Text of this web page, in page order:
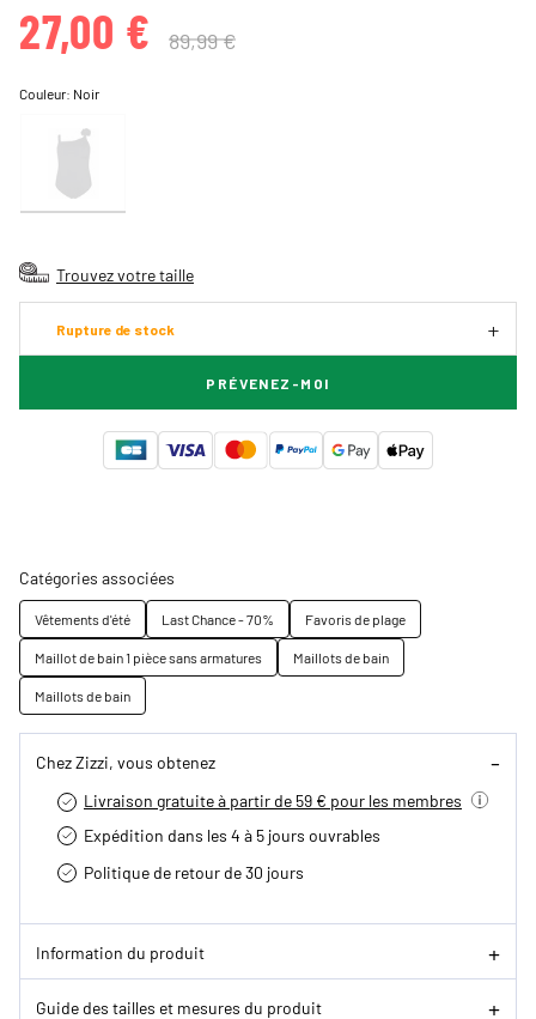
27,00 € 89,99 €
Couleur: Noir
Trouvez votre taille
Rupture de stock
PRÉVENEZ-MOI
Catégories associées
Vêtements d'été Last Chance - 70%
Favoris de plage
Maillot de bain 1 pièce sans armatures
Maillots de bain
Maillots de bain
Chez Zizzi, vous obtenez
Livraison gratuite à partir de 59 € pour les membres
Expédition dans les 4 à 5 jours ouvrables
Politique de retour de 30 jours
Information du produit
Guide des tailles et mesures du produit